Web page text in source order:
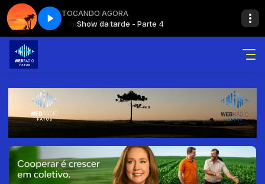
13:30 - 16:30
Show da Tarde
TOCANDO AGORA
Show da tarde - Parte 4